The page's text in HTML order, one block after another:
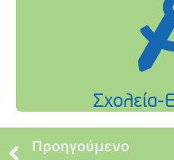
Προηγούμενο